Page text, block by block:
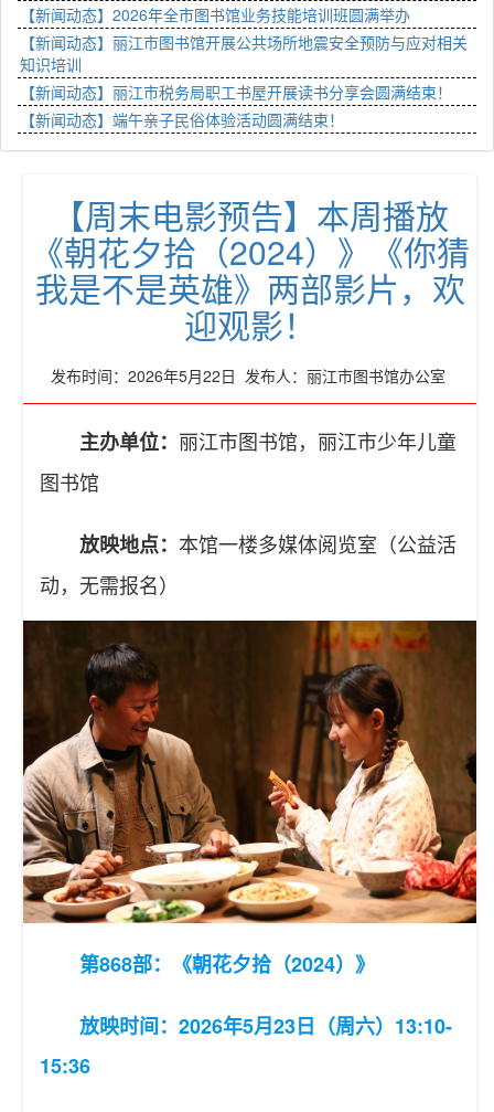
【新闻动态】2026年全市图书馆业务技能培训班圆满举办
【新闻动态】丽江市图书馆开展公共场所地震安全预防与应对相关
知识培训
【新闻动态】丽江市税务局职工书屋开展读书分享会圆满结束！
【新闻动态】端午亲子民俗体验活动圆满结束！
【周末电影预告】本周播放
《朝花夕拾（2024）》《你猜
我是不是英雄》两部影片，欢
迎观影！
发布时间：2026年5月22日 发布人：丽江市图书馆办公室
主办单位： 丽江市图书馆，丽江市少年儿童
图书馆
放映地点： 本馆一楼多媒体阅览室（公益活
动，无需报名）
第868部：《朝花夕拾（2024）》
放映时间：2026年5月23日（周六）13:10-
15:36